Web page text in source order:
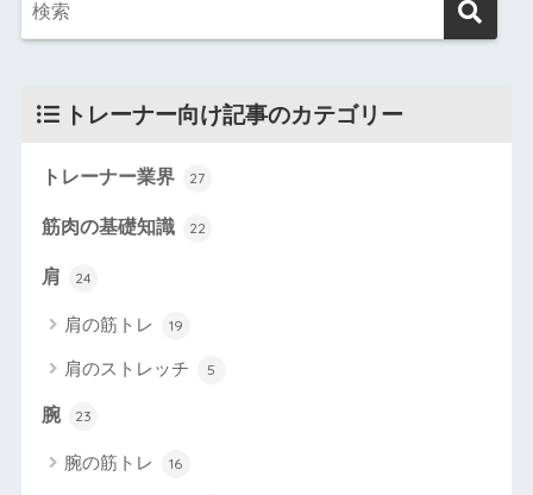
トレーナー向け記事のカテゴリー
トレーナー業界 27
筋肉の基礎知識 22
肩 24
肩の筋トレ 19
肩のストレッチ 5
腕 23
腕の筋トレ 16